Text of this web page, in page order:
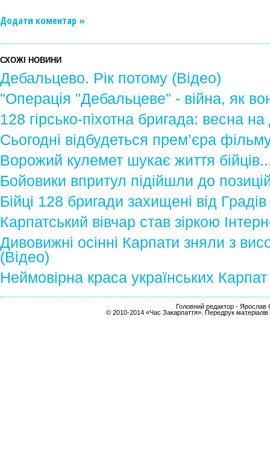
Додати коментар »
СХОЖІ НОВИНИ
Дебальцево. Рік потому (Відео)
"Операція "Дебальцеве" - війна, як
128 гірсько-піхотна бригада: весна
Сьогодні відбудеться прем’єра
Ворожий кулемет шукає життя
Бойовики впритул підійшли до
Бійці 128 бригади захищені від
Карпатський вівчар став зіркою
Дивовижні осінні Карпати зняли з
(Відео)
Неймовірна краса українських
Головний редактор - Ярослав
© 2010-2014 «Час Закарпаття». Передрук